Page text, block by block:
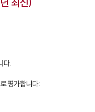
다.
평가합니다: